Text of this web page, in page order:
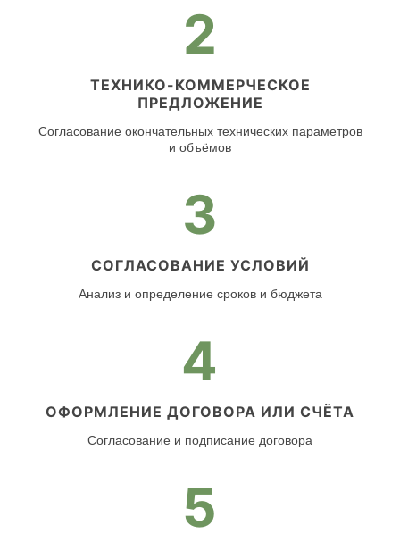
2
ТЕХНИКО-КОММЕРЧЕСКОЕ
ПРЕДЛОЖЕНИЕ
Согласование окончательных технических параметров
и объёмов
3
СОГЛАСОВАНИЕ УСЛОВИЙ
Анализ и определение сроков и бюджета
4
ОФОРМЛЕНИЕ ДОГОВОРА ИЛИ СЧЁТА
Согласование и подписание договора
5